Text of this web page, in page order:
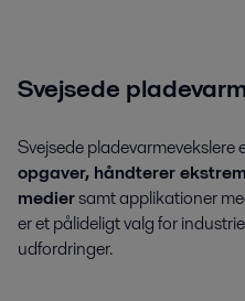
Svejsede
Svejsede pladevarmevekslere
opgaver, håndterer
mediersamt applikationer
er et pålideligt valg for
udfordringer.